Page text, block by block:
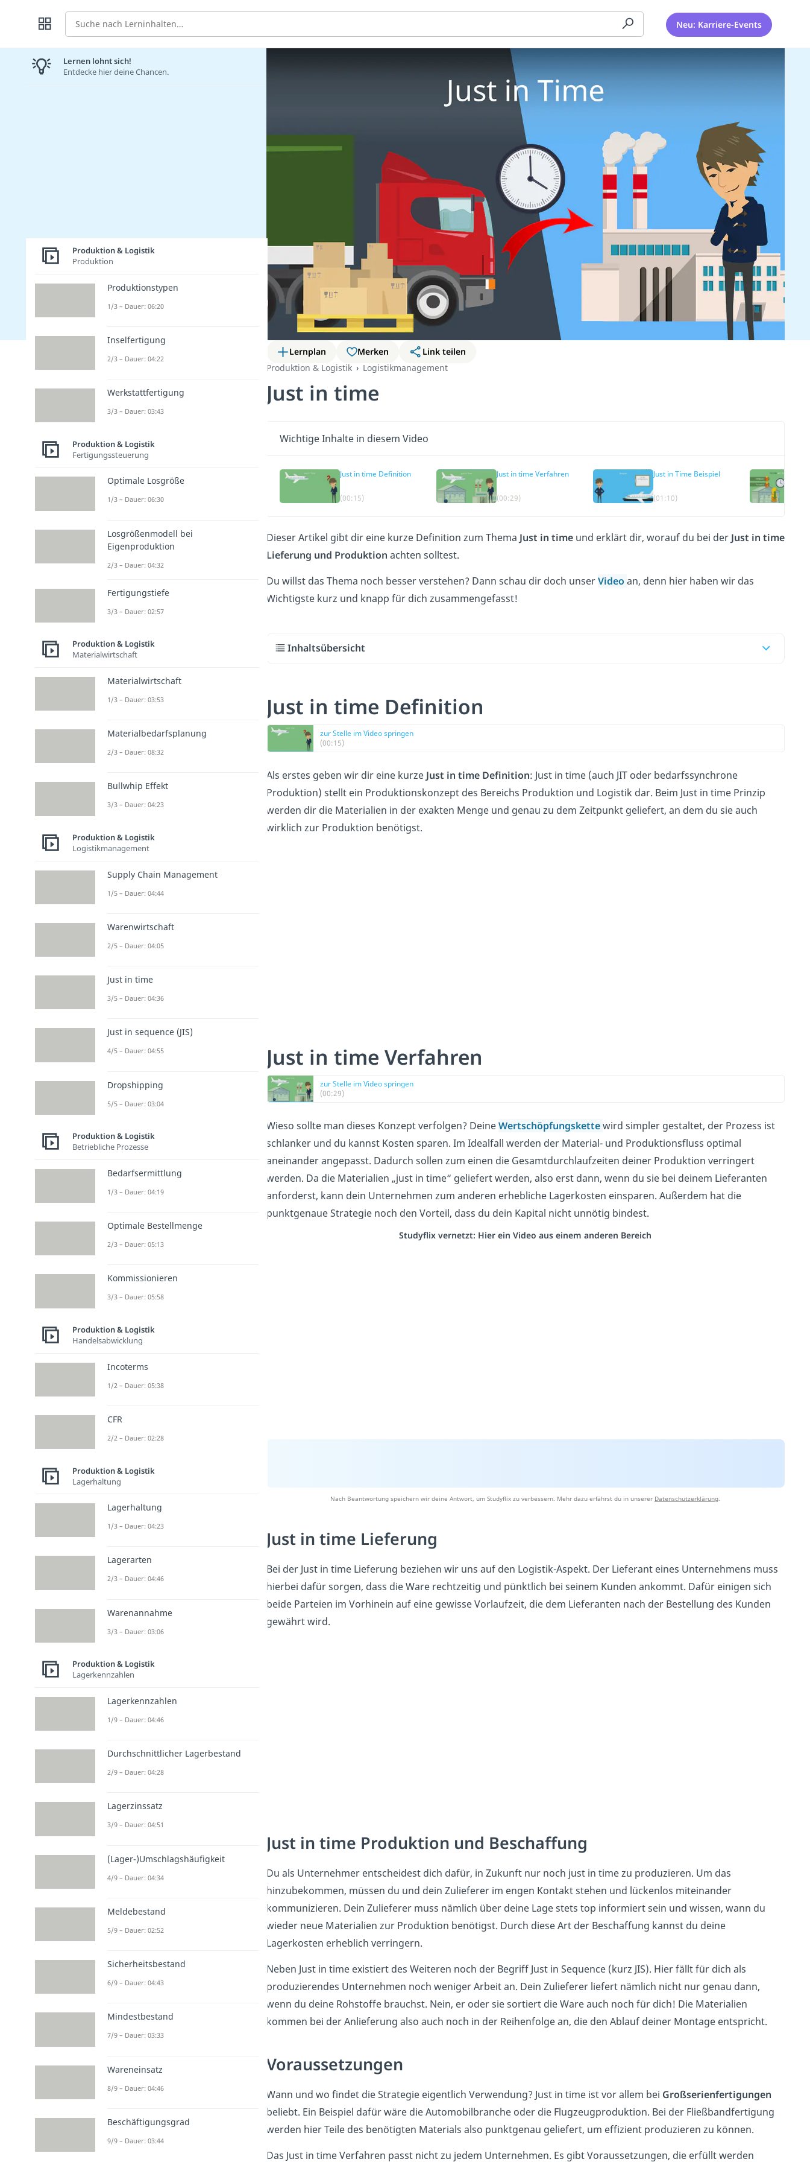
Suche Neu: Karriere-Events
Lernplan Merken
Link teilen
Produktion & Logistik
Logistikmanagement
Just in time
Wichtige Inhalte in diesem Video
Just in time Definition
(00:15)
Just in time Verfahren
(00:29)
Just in Time Beispiel
(01:10)
Dieser Artikel gibt dir eine kurze Definition zum Thema Just in timeund erklärt dir, worauf du bei derJust in time
Lieferung und Produktion achten solltest.
Du willst das Thema noch besser verstehen? Dann schau dir doch unserVideo an, denn hier haben wir das
Wichtigste kurz und knapp für dich zusammengefasst!
Inhaltsübersicht
Just in time Definition
zur Stelle im Video springen
(00:15)
Als erstes geben wir dir eine kurze Just in time Definition: Just in time (auch JIT oder bedarfssynchrone
Produktion) stellt ein Produktionskonzept des Bereichs Produktion und Logistik dar. Beim Just in time Prinzip
werden dir die Materialien in der exakten Menge und genau zu dem Zeitpunkt geliefert, an dem du sie auch
wirklich zur Produktion benötigst.
Just in time Verfahren
zur Stelle im Video springen
(00:29)
Wieso sollte man dieses Konzept verfolgen? DeineWertschöpfungskettewird simpler gestaltet, der Prozess ist
schlanker und du kannst Kosten sparen. Im Idealfall werden der Material- und Produktionsfluss optimal
aneinander angepasst. Dadurch sollen zum einen die Gesamtdurchlaufzeiten deiner Produktion verringert
werden. Da die Materialien „just in time“ geliefert werden, also erst dann, wenn du sie bei deinem Lieferanten
anforderst, kann dein Unternehmen zum anderen erhebliche Lagerkosten einsparen. Außerdem hat die
punktgenaue Strategie noch den Vorteil, dass du dein Kapital nicht unnötig bindest.
Studyflix vernetzt: Hier ein Video aus einem anderen Bereich
Nach Beantwortung speichern wir deine Antwort, um Studyflix zu verbessern. Mehr dazu erfährst du in unserer Datenschutzerklärung.
Just in time Lieferung
Bei der Just in time Lieferung beziehen wir uns auf den Logistik-Aspekt. Der Lieferant eines Unternehmens muss
hierbei dafür sorgen, dass die Ware rechtzeitig und pünktlich bei seinem Kunden ankommt. Dafür einigen sich
beide Parteien im Vorhinein auf eine gewisse Vorlaufzeit, die dem Lieferanten nach der Bestellung des Kunden
gewährt wird.
Just in time Produktion und Beschaffung
Du als Unternehmer entscheidest dich dafür, in Zukunft nur noch just in time zu produzieren. Um das
hinzubekommen, müssen du und dein Zulieferer im engen Kontakt stehen und lückenlos miteinander
kommunizieren. Dein Zulieferer muss nämlich über deine Lage stets top informiert sein und wissen, wann du
wieder neue Materialien zur Produktion benötigst. Durch diese Art der Beschaffung kannst du deine
Lagerkosten erheblich verringern.
Neben Just in time existiert des Weiteren noch der Begriff Just in Sequence (kurz JIS). Hier fällt für dich als
produzierendes Unternehmen noch weniger Arbeit an. Dein Zulieferer liefert nämlich nicht nur genau dann,
wenn du deine Rohstoffe brauchst. Nein, er oder sie sortiert die Ware auch noch für dich! Die Materialien
kommen bei der Anlieferung also auch noch in der Reihenfolge an, die den Ablauf deiner Montage entspricht.
Voraussetzungen
Wann und wo findet die Strategie eigentlich Verwendung? Just in time ist vor allem bei Großserienfertigungen
beliebt. Ein Beispiel dafür wäre die Automobilbranche oder die Flugzeugproduktion. Bei der Fließbandfertigung
werden hier Teile des benötigten Materials also punktgenau geliefert, um effizient produzieren zu können.
Das Just in time Verfahren passt nicht zu jedem Unternehmen. Es gibt Voraussetzungen, die erfüllt werden
Lernen lohnt sich!
Entdecke hier deine Chancen.
Produktion & Logistik
Produktion
Produktionstypen
1/3 – Dauer: 06:20
Inselfertigung
2/3 – Dauer: 04:22
Werkstattfertigung
3/3 – Dauer: 03:43
Produktion & Logistik
Fertigungssteuerung
Optimale Losgröße
1/3 – Dauer: 06:30
Losgrößenmodell bei
Eigenproduktion
2/3 – Dauer: 04:32
Fertigungstiefe
3/3 – Dauer: 02:57
Produktion & Logistik
Materialwirtschaft
Materialwirtschaft
1/3 – Dauer: 03:53
Materialbedarfsplanung
2/3 – Dauer: 08:32
Bullwhip Effekt
3/3 – Dauer: 04:23
Produktion & Logistik
Logistikmanagement
Supply Chain Management
1/5 – Dauer: 04:44
Warenwirtschaft
2/5 – Dauer: 04:05
Just in time
3/5 – Dauer: 04:36
Just in sequence (JIS)
4/5 – Dauer: 04:55
Dropshipping
5/5 – Dauer: 03:04
Produktion & Logistik
Betriebliche Prozesse
Bedarfsermittlung
1/3 – Dauer: 04:19
Optimale Bestellmenge
2/3 – Dauer: 05:13
Kommissionieren
3/3 – Dauer: 05:58
Produktion & Logistik
Handelsabwicklung
Incoterms
1/2 – Dauer: 05:38
CFR
2/2 – Dauer: 02:28
Produktion & Logistik
Lagerhaltung
Lagerhaltung
1/3 – Dauer: 04:23
Lagerarten
2/3 – Dauer: 04:46
Warenannahme
3/3 – Dauer: 03:06
Produktion & Logistik
Lagerkennzahlen
Lagerkennzahlen
1/9 – Dauer: 04:46
Durchschnittlicher Lagerbestand
2/9 – Dauer: 04:28
Lagerzinssatz
3/9 – Dauer: 04:51
(Lager-)Umschlagshäufigkeit
4/9 – Dauer: 04:34
Meldebestand
5/9 – Dauer: 02:52
Sicherheitsbestand
6/9 – Dauer: 04:43
Mindestbestand
7/9 – Dauer: 03:33
Wareneinsatz
8/9 – Dauer: 04:46
Beschäftigungsgrad
9/9 – Dauer: 03:44